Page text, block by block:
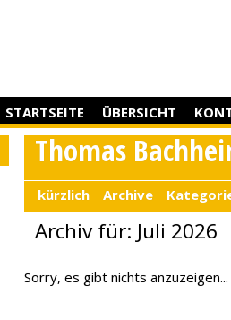
STARTSEITE ÜBERSICHT
Thomas
kürzlich Archive
Archiv für: Juli 2026
Sorry, es gibt nichts anzuzeigen...